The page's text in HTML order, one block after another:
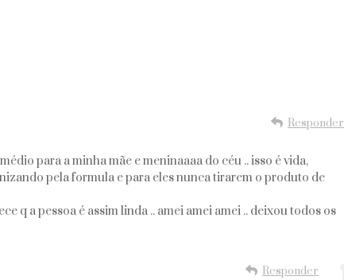
Responder
para a minha mãe e meninaaaa do céu .. isso é vida,
pela formula e para eles nunca tirarem o produto de
q a pessoa é assim linda .. amei amei amei .. deixou todos os
Responder